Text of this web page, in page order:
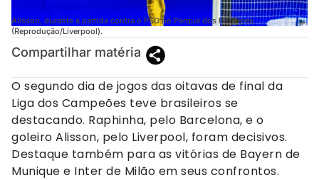
Alisson, durante a partida contra o PSG no Parque dos Príncipes
(Reprodução/Liverpool).
Compartilhar matéria
O segundo dia de jogos das oitavas de final da
Liga dos Campeões teve brasileiros se
destacando. Raphinha, pelo Barcelona, e o
goleiro Alisson, pelo Liverpool, foram decisivos.
Destaque também para as vitórias de Bayern de
Munique e Inter de Milão em seus confrontos.